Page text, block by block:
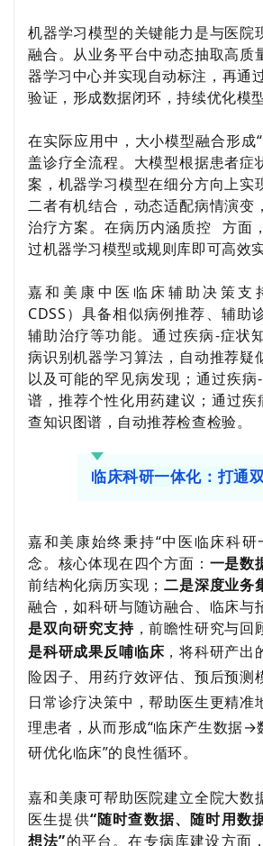
机器学习模型的关键能力是与医院
融合。从业务平台中动态抽取高质
器学习中心并实现自动标注，再通
验证，形成数据闭环，持续优化模型
在实际应用中，大小模型融合形成“
盖诊疗全流程。大模型根据患者症
案，机器学习模型在细分方向上实
二者有机结合，动态适配病情演变
治疗方案。在病历内涵质控 方面
过机器学习模型或规则库即可高效实
嘉和美康中医临床辅助决策支
CDSS）具备相似病例推荐、辅助
辅助治疗等功能。通过疾病-症状
病识别机器学习算法，自动推荐疑
以及可能的罕见病发现；通过疾病-
谱，推荐个性化用药建议；通过疾
查知识图谱，自动推荐检查检验。
临床科研一体化：打通
嘉和美康始终秉持“中医临床科研
念。核心体现在四个方面： 一是数
前结构化病历实现； 二是深度业务
融合，如科研与随访融合、临床与
是双向研究支持，前瞻性研究与回
是科研成果反哺临床，将科研产出
险因子、用药疗效评估、预后预测
日常诊疗决策中，帮助医生更精准
理患者，从而形成“临床产生数据→
研优化临床”的良性循环。
嘉和美康可帮助医院建立全院大数
医生提供“随时查数据、随时用数
想法”的平台。在专病库建设方面